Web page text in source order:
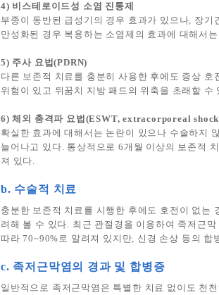
4) 비스테로이드성 소염 진통제
부종이 동반된 급성기의 경우 효과가 있으나, 장
만성화된 경우 복용하는 소염제의 효과에 대해서
5) 주사 요법(PDRN)
다른 보존적 치료를 충분히 사용한 후에도 증상
위험이 있고 뒤꿈치 지방 패드의 위축을 초래할 수
6) 체외 충격파 요법(ESWT, extracorporeal
확실한 효과에 대해서는 논란이 있으나 수술하지
늘어나고 있다. 통상적으로 6개월 이상의 보존적
져 있다.
b. 수술적 치료
충분한 보존적 치료를 시행한 후에도 호전이 없는
려해 볼 수 있다. 최근 관절경을 이용하여 족저근
따라 70~90%로 알려져 있지만, 신경 손상 등의
c. 족저근막염의 경과 및 합병증
일반적으로 족저근막염은 특별한 치료 없이도 천